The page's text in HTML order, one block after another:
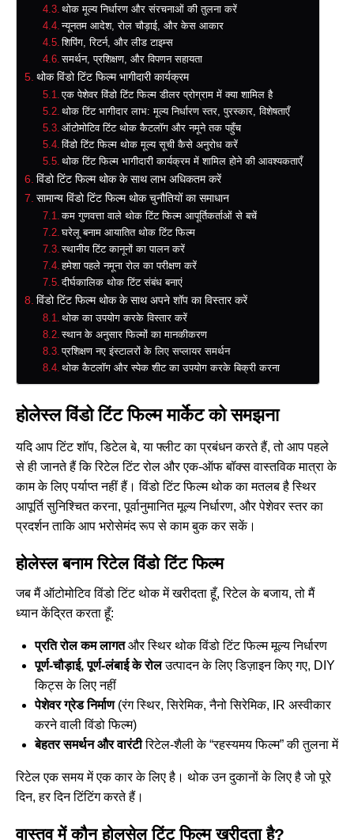
थोक मूल्य निर्धारण और संरचनाओं की तुलना करें
न्यूनतम आदेश, रोल चौड़ाई, और केस आकार
शिपिंग, रिटर्न, और लीड टाइम्स
समर्थन, प्रशिक्षण, और विपणन सहायता
थोक विंडो टिंट फिल्म भागीदारी कार्यक्रम
एक पेशेवर विंडो टिंट फिल्म डीलर प्रोग्राम में क्या शामिल है
थोक टिंट भागीदार लाभ: मूल्य निर्धारण स्तर, पुरस्कार, विशेषताएँ
ऑटोमोटिव टिंट थोक कैटलॉग और नमूने तक पहुँच
विंडो टिंट फिल्म थोक मूल्य सूची कैसे अनुरोध करें
थोक टिंट फिल्म भागीदारी कार्यक्रम में शामिल होने की आवश्यकताएँ
विंडो टिंट फिल्म थोक के साथ लाभ अधिकतम करें
सामान्य विंडो टिंट फिल्म थोक चुनौतियों का समाधान
कम गुणवत्ता वाले थोक टिंट फिल्म आपूर्तिकर्ताओं से बचें
घरेलू बनाम आयातित थोक टिंट फिल्म
स्थानीय टिंट कानूनों का पालन करें
हमेशा पहले नमूना रोल का परीक्षण करें
दीर्घकालिक थोक टिंट संबंध बनाएं
विंडो टिंट फिल्म थोक के साथ अपने शॉप का विस्तार करें
थोक का उपयोग करके विस्तार करें
स्थान के अनुसार फिल्मों का मानकीकरण
प्रशिक्षण नए इंस्टालरों के लिए सप्लायर समर्थन
थोक कैटलॉग और स्पेक शीट का उपयोग करके बिक्री करना
होलेस्ल विंडो टिंट फिल्म मार्केट को समझना
यदि आप टिंट शॉप, डिटेल बे, या फ्लीट का प्रबंधन करते हैं, तो आप पहले
से ही जानते हैं कि रिटेल टिंट रोल और एक-ऑफ बॉक्स वास्तविक मात्रा के
काम के लिए पर्याप्त नहीं हैं। विंडो टिंट फिल्म थोक का मतलब है स्थिर
आपूर्ति सुनिश्चित करना, पूर्वानुमानित मूल्य निर्धारण, और पेशेवर स्तर का
प्रदर्शन ताकि आप भरोसेमंद रूप से काम बुक कर सकें।
होलेस्ल बनाम रिटेल विंडो टिंट फिल्म
जब मैं ऑटोमोटिव विंडो टिंट थोक में खरीदता हूँ, रिटेल के बजाय, तो मैं
ध्यान केंद्रित करता हूँ:
प्रति रोल कम लागतऔर स्थिर थोक विंडो टिंट फिल्म मूल्य निर्धारण
पूर्ण-चौड़ाई, पूर्ण-लंबाई के रोलउत्पादन के लिए डिज़ाइन किए गए, DIY
किट्स के लिए नहीं
पेशेवर ग्रेड निर्माण(रंग स्थिर, सिरेमिक, नैनो सिरेमिक, IR अस्वीकार
करने वाली विंडो फिल्म)
बेहतर समर्थन और वारंटीरिटेल-शैली के “रहस्यमय फिल्म” की तुलना में
रिटेल एक समय में एक कार के लिए है। थोक उन दुकानों के लिए है जो पूरे
दिन, हर दिन टिंटिंग करते हैं।
वास्तव में कौन होलसेल टिंट फिल्म खरीदता है?